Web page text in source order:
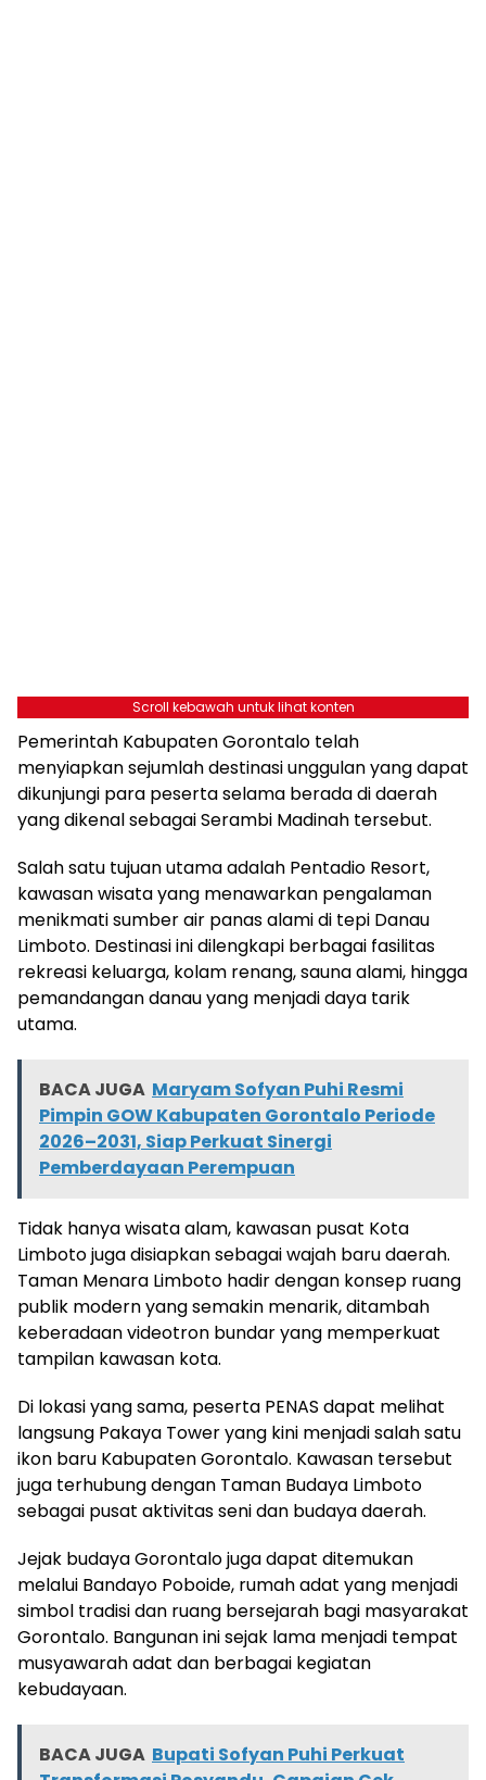
Scroll kebawah untuk lihat konten
Pemerintah Kabupaten Gorontalo telah
menyiapkan sejumlah destinasi unggulan yang dapat
dikunjungi para peserta selama berada di daerah
yang dikenal sebagai Serambi Madinah tersebut.
Salah satu tujuan utama adalah Pentadio Resort,
kawasan wisata yang menawarkan pengalaman
menikmati sumber air panas alami di tepi Danau
Limboto. Destinasi ini dilengkapi berbagai fasilitas
rekreasi keluarga, kolam renang, sauna alami, hingga
pemandangan danau yang menjadi daya tarik
utama.
BACA JUGA Maryam Sofyan Puhi Resmi
Pimpin GOW Kabupaten Gorontalo Periode
2026–2031, Siap Perkuat Sinergi
Pemberdayaan Perempuan
Tidak hanya wisata alam, kawasan pusat Kota
Limboto juga disiapkan sebagai wajah baru daerah.
Taman Menara Limboto hadir dengan konsep ruang
publik modern yang semakin menarik, ditambah
keberadaan videotron bundar yang memperkuat
tampilan kawasan kota.
Di lokasi yang sama, peserta PENAS dapat melihat
langsung Pakaya Tower yang kini menjadi salah satu
ikon baru Kabupaten Gorontalo. Kawasan tersebut
juga terhubung dengan Taman Budaya Limboto
sebagai pusat aktivitas seni dan budaya daerah.
Jejak budaya Gorontalo juga dapat ditemukan
melalui Bandayo Poboide, rumah adat yang menjadi
simbol tradisi dan ruang bersejarah bagi masyarakat
Gorontalo. Bangunan ini sejak lama menjadi tempat
musyawarah adat dan berbagai kegiatan
kebudayaan.
BACA JUGA Bupati Sofyan Puhi Perkuat